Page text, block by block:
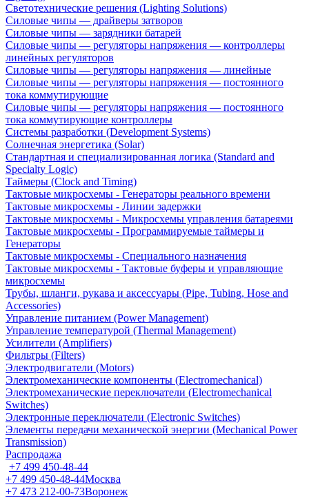
Светотехнические решения (Lighting Solutions)
Силовые чипы — драйверы затворов
Силовые чипы — зарядники батарей
Силовые чипы — регуляторы напряжения — контроллеры
линейных регуляторов
Силовые чипы — регуляторы напряжения — линейные
Силовые чипы — регуляторы напряжения — постоянного
тока коммутирующие
Силовые чипы — регуляторы напряжения — постоянного
тока коммутирующие контроллеры
Системы разработки (Development Systems)
Солнечная энергетика (Solar)
Стандартная и специализированная логика (Standard and
Specialty Logic)
Таймеры (Clock and Timing)
Тактовые микросхемы - Генераторы реального времени
Тактовые микросхемы - Линии задержки
Тактовые микросхемы - Микросхемы управления батареями
Тактовые микросхемы - Программируемые таймеры и
Генераторы
Тактовые микросхемы - Специального назначения
Тактовые микросхемы - Тактовые буферы и управляющие
микросхемы
Трубы, шланги, рукава и аксессуары (Pipe, Tubing, Hose and
Accessories)
Управление питанием (Power Management)
Управление температурой (Thermal Management)
Усилители (Amplifiers)
Фильтры (Filters)
Электродвигатели (Motors)
Электромеханические компоненты (Electromechanical)
Электромеханические переключатели (Electromechanical
Switches)
Электронные переключатели (Electronic Switches)
Элементы передачи механической энергии (Mechanical Power
Transmission)
Распродажа
+7 499 450-48-44
+7 499 450-48-44Москва
+7 473 212-00-73Воронеж